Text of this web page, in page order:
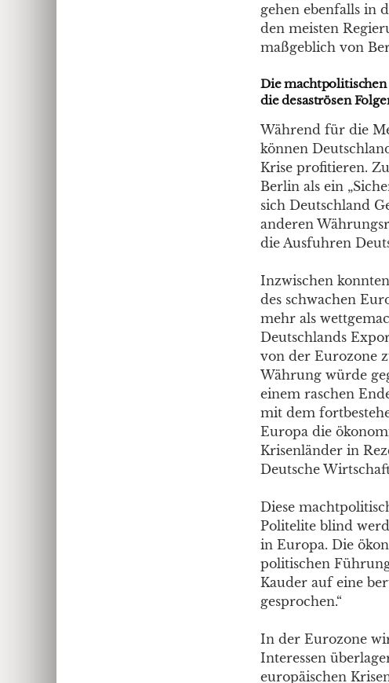
gehen ebenfalls in
den meisten
maßgeblich von
Die
die desaströsen
Während für die
können
Krise profitieren.
Berlin als ein
sich Deutschland
anderen
die Ausfuhren
Inzwischen
des schwachen
mehr als
Deutschlands
von der Eurozone
Währung würde
einem raschen
mit dem
Europa die
Krisenländer in
Deutsche
Diese
Politelite blind
in Europa. Die
politischen
Kauder auf eine
gesprochen.“
In der Eurozone
Interessen
europäischen